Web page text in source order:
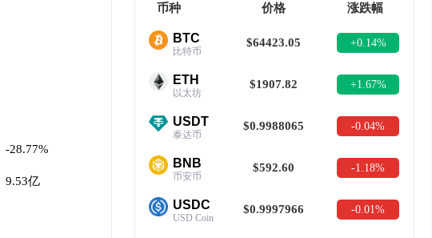
-28.77%
9.53亿
币种 价格 涨跌幅
BTC
比特币
$64423.05 +0.14%
ETH
以太坊
$1907.82 +1.67%
USDT
泰达币
$0.9988065 -0.04%
BNB
币安币
$592.60 -1.18%
USDC
USD Coin
$0.9997966 -0.01%